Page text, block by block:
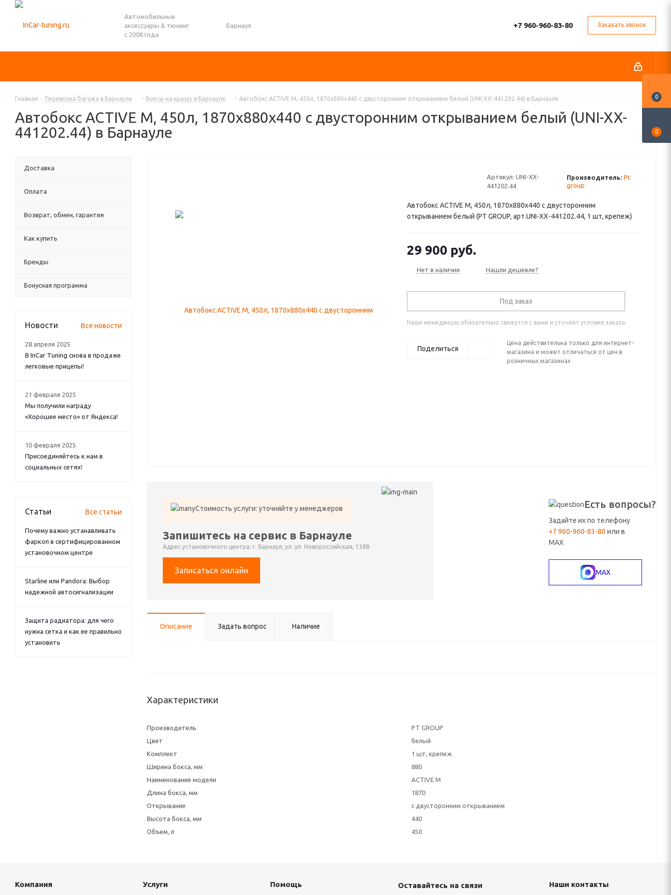
Автомобильные
аксессуары & тюнинг
с 2008 года
Барнаул +7 960-960-83-80 Заказать звонок
Главная - Перевозка багажа в Барнауле - Боксы на крышу в Барнауле - Автобокс ACTIVE M, 450л, 1870х880х440 с двусторонним открыванием белый (UNI-XX-441202.44) в Барнауле
Автобокс ACTIVE M, 450л, 1870х880х440 с двусторонним открыванием белый (UNI-XX-
441202.44) в Барнауле
Артикул: UNI-XX-
441202.44
Производитель: Pt
group
Автобокс ACTIVE M, 450л, 1870х880х440 с двусторонним
открыванием белый (PT GROUP, арт.UNI-XX-441202.44, 1 шт, крепеж)
29 900 руб.
Нет в наличии Нашли дешевле?
Под заказ
Наши менеджеры обязательно свяжутся с вами и уточнят условия заказа
Поделиться
Цена действительна только для интернет-
магазина и может отличаться от цен в
розничных магазинах
Стоимость услуги: уточняйте у менеджеров
Запишитесь на сервис в Барнауле
Адрес установочного центра: г. Барнаул, ул. ул. Новороссийская, 138В
Записаться онлайн
Есть вопросы?
Задайте их по телефону
+7 960-960-83-80 или в
MAX
MAX
Описание Задать вопрос Наличие
Характеристики
Производитель
PT GROUP
Цвет
белый
Комплект
1 шт, крепеж
Ширина бокса, мм
880
Наименование модели
ACTIVE M
Длина бокса, мм
1870
Открывание
с двусторонним открыванием
Высота бокса, мм
440
Объем, л
450
Доставка
Оплата
Возврат, обмен, гарантия
Как купить
Бренды
Бонусная программа
Новости Все новости
28 апреля 2025
В InCar Tuning снова в продаже
легковые прицепы!
21 февраля 2025
Мы получили награду
«Хорошее место» от Яндекса!
10 февраля 2025
Присоединяйтесь к нам в
социальных сетях!
Статьи Все статьи
Почему важно устанавливать
фаркоп в сертифицированном
установочном центре
Starline или Pandora: Выбор
надежной автосигнализации
Защита радиатора: для чего
нужна сетка и как ее правильно
установить
Компания Услуги Помощь Оставайтесь на связи Наши контакты
0
0